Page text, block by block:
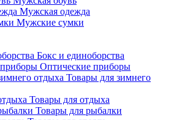
Мужская одежда
Мужские сумки
Бокс и единоборства
Оптические приборы
Товары для зимнего
Товары для отдыха
Товары для рыбалки